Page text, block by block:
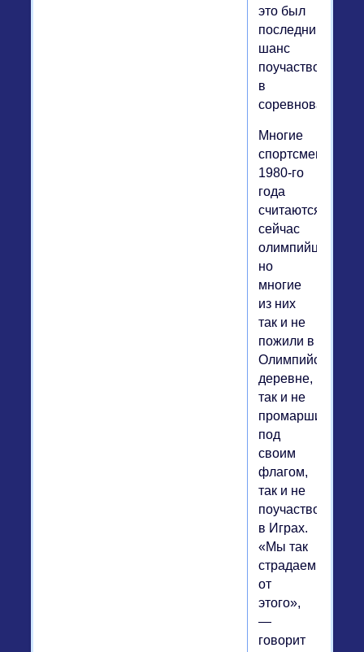
это был
последний
шанс
поучаствовать
в
соревнованиях.
Многие
спортсмены
1980-го
года
считаются
сейчас
олимпийцами,
но
многие
из них
так и не
пожили в
Олимпийской
деревне,
так и не
под
своим
флагом,
так и не
поучаствовали
в Играх.
«Мы так
страдаем
от
этого»,
—
говорит